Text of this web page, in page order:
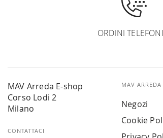
ORDINI
MAV Arreda E-shop
Corso Lodi 2
Milano
CONTATTACI
MAV ARREDA
Negozi
Cookie